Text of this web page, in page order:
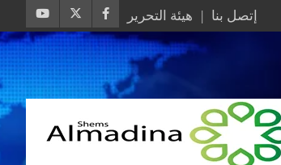
إتصل بنا هيئة التحرير